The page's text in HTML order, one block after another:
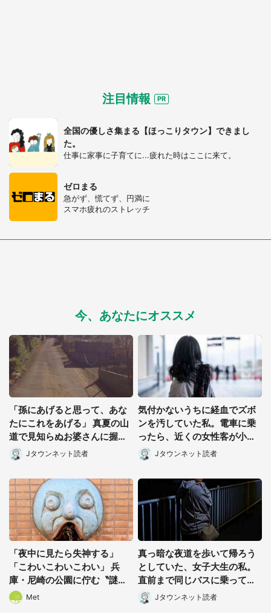
都道府選択
選択する
注目情報
全国の優しさ集まる【ほっこりタウン】できまし
た。
仕事に家事に子育てに...疲れた時はここに来て。
ゼロまる
急がず、慌てず、円満に
スマホ疲れのストレッチ
今、あなたにオススメ
「孫にあげると思って、あな
たにこれをあげる」 真夏の山
道で見知らぬお婆さんに握ら
されたもの(山口県・30代女
性)
Jタウンネット読者
気付かないうちに経血でズボ
ンを汚していた私。電車に乗
ったら、近くの女性客が小さ
な声で(千葉県・10代女性)
Jタウンネット読者
「夜中に見たら失神する」
「こわいこわいこわい」 兵
庫・尼崎の公園に佇む〝謎す
ぎる顔〟に1.3万人戦慄
Met
真っ暗な夜道を歩いて帰ろう
としていた、女子大生の私。
直前まで同じバスに乗ってた
男性に声をかけられて(長野
県・50代女性)
Jタウンネット読者